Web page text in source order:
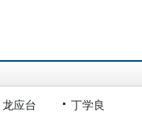
龙应台
丁学良